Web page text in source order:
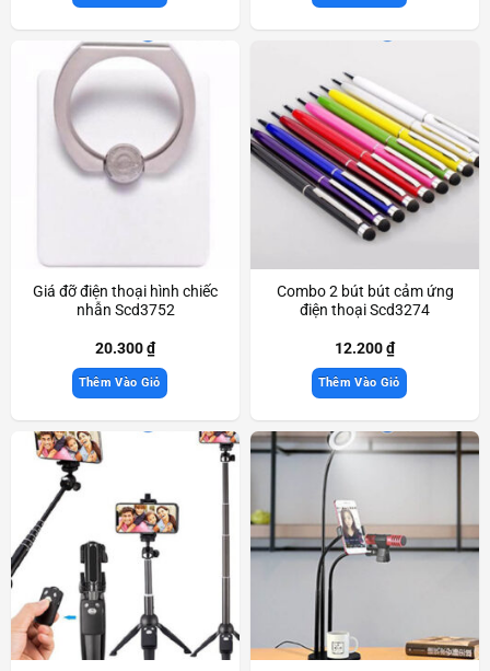
Giá đỡ điện thoại hình chiếc
nhẫn Scd3752
20.300₫
Thêm Vào Giỏ
Combo 2 bút bút cảm ứng
điện thoại Scd3274
12.200₫
Thêm Vào Giỏ